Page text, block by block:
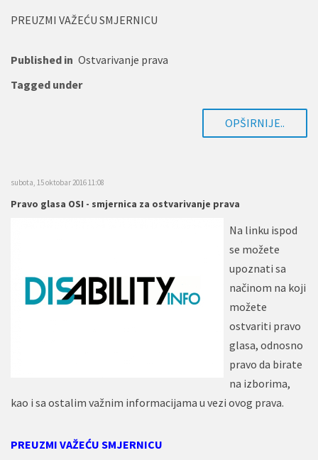
PREUZMI VAŽEĆU SMJERNICU
Published in Ostvarivanje prava
Tagged under
OPŠIRNIJE..
subota, 15 oktobar 2016 11:08
Pravo glasa OSI - smjernica za ostvarivanje prava
Na linku ispod
se možete
upoznati sa
načinom na koji
možete
ostvariti pravo
glasa, odnosno
pravo da birate
na izborima,
kao i sa ostalim važnim informacijama u vezi ovog prava.
PREUZMI VAŽEĆU SMJERNICU